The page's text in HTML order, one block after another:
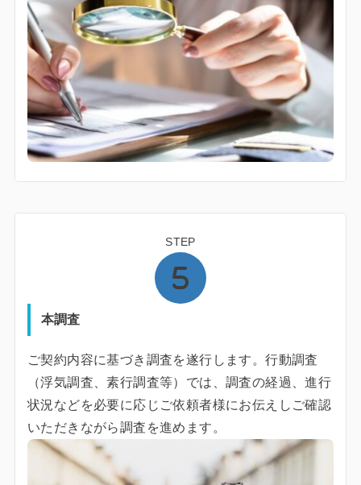
STEP
本調査
ご契約内容に基づき調査を遂行します。行動調査
（浮気調査、素行調査等）では、調査の経過、進行
状況などを必要に応じご依頼者様にお伝えしご確認
いただきながら調査を進めます。